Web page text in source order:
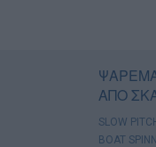
ΑΠΟ
SLOW
BOAT